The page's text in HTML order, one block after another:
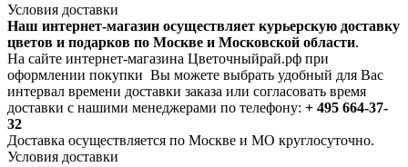
Условия доставки
Наш интернет-магазин осуществляет курьерскую доставку
цветов и подарков по Москве и Московской области.
На сайте интернет-магазина Цветочныйрай.рф при
оформлении покупки Вы можете выбрать удобный для Вас
интервал времени доставки заказа или согласовать время
доставки с нашими менеджерами по телефону: + 495 664-37-
32
Доставка осуществляется по Москве и МО круглосуточно.
Условия доставки